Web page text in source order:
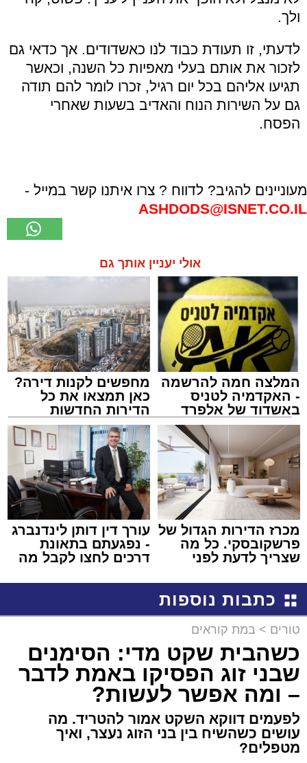
ולך.
לדעתי, זו תעודת כבוד לנו כאשדודים. אך כדאי גם
לזכור את אותם בעלי מאפיות כל השנה, וכאשר
תגיעו אליהם בכל יום רגיל, זכרו לומר להם תודה
גם על השירות הנוח והאדיב בשעות שאחרי
הפסח.
מעוניינים להגיב? לדווח ? צרו איתנו קשר במייל -
ASHDODS@ISNET.CO.IL
אולי יעניין אותך גם
המלצה חמה להרשמה
- האקדמיה לטניס
באשדוד של אלפרד
קריאולנסקי - לילדים
מחפשים לקנות דירה?
כאן תמצאו את כל
הדירות החדשות
למכירה באשדוד >>>
מכרז הדירות הגדול של
פרשקובסקי. כל מה
שצריך לדעת לפני
באשדוד
עורך דין דותן לינדנברג
- נפגעתם בתאונת
דרכים לחצו לקבל מה
כתבות נוספות
טורים > במת קוראים
כשהבית שקט מדי: הסימנים
שבני זוג הפסיקו באמת לדבר
– ומה אפשר לעשות?
לפעמים דווקא השקט אמור להטריד. מה
עושים כשהשיח בין בני הזוג נעצר, ואיך
מטפלים?